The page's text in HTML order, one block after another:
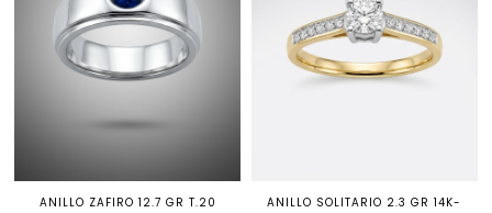
ANILLO ZAFIRO 12.7 GR T.20 ANILLO SOLITARIO 2.3 GR 14K-